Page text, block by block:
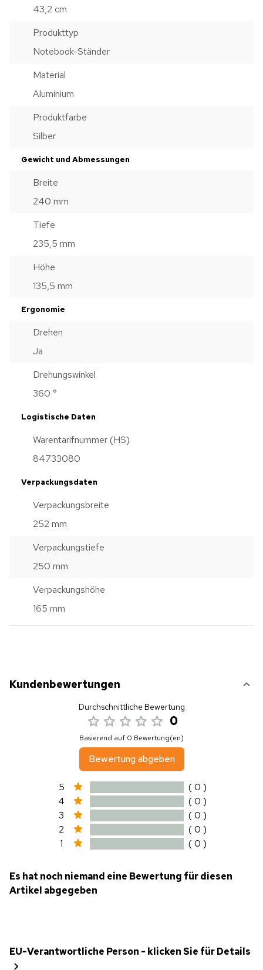
43,2 cm
Produkttyp
Notebook-Ständer
Material
Aluminium
Produktfarbe
Silber
Gewicht und Abmessungen
Breite
240 mm
Tiefe
235,5 mm
Höhe
135,5 mm
Ergonomie
Drehen
Ja
Drehungswinkel
360 °
Logistische Daten
Warentarifnummer (HS)
84733080
Verpackungsdaten
Verpackungsbreite
252 mm
Verpackungstiefe
250 mm
Verpackungshöhe
165 mm
Kundenbewertungen
Durchschnittliche Bewertung
0
Basierend auf 0 Bewertung(en)
Bewertung abgeben
5
( 0 )
4
( 0 )
3
( 0 )
2
( 0 )
1
( 0 )
Es hat noch niemand eine Bewertung für diesen
Artikel abgegeben
EU-Verantwortliche Person - klicken Sie für Details